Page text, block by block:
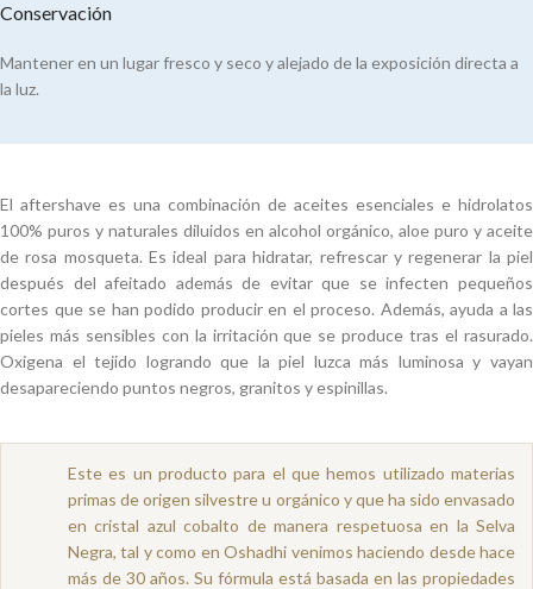
Conservación
Mantener en un lugar fresco y seco y alejado de la exposición directa a
la luz.
El aftershave es una combinación de aceites esenciales e hidrolatos
100% puros y naturales diluidos en alcohol orgánico, aloe puro y aceite
de rosa mosqueta. Es ideal para hidratar, refrescar y regenerar la piel
después del afeitado además de evitar que se infecten pequeños
cortes que se han podido producir en el proceso. Además, ayuda a las
pieles más sensibles con la irritación que se produce tras el rasurado.
Oxigena el tejido logrando que la piel luzca más luminosa y vayan
desapareciendo puntos negros, granitos y espinillas.
Este es un producto para el que hemos utilizado materias
primas de origen silvestre u orgánico y que ha sido envasado
en cristal azul cobalto de manera respetuosa en la Selva
Negra, tal y como en Oshadhi venimos haciendo desde hace
más de 30 años. Su fórmula está basada en las propiedades